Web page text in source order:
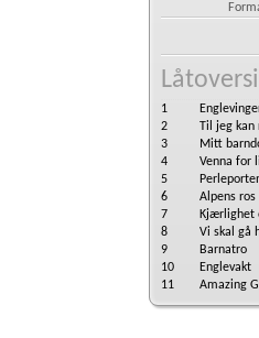
1
2
Til jeg kan
3
Mitt
4
Venna for
5
6
Alpens ros
7
Kjærlighet
8
Vi skal gå
9
Barnatro
10
Englevakt
11
Amazing